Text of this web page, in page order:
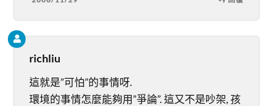
richliu
這就是”可怕”的事情呀.
環境的事情怎麼能夠用”爭論”. 這又不是吵架, 孩